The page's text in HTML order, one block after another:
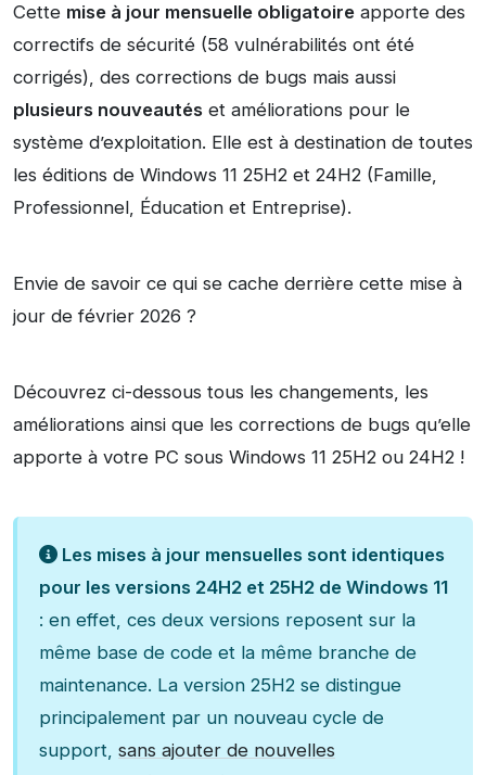
Cette mise à jour mensuelle obligatoire apporte des
correctifs de sécurité (58 vulnérabilités ont été
corrigés), des corrections de bugs mais aussi
plusieurs nouveautés et améliorations pour le
système d’exploitation. Elle est à destination de toutes
les éditions de Windows 11 25H2 et 24H2 (Famille,
Professionnel, Éducation et Entreprise).
Envie de savoir ce qui se cache derrière cette mise à
jour de février 2026 ?
Découvrez ci-dessous tous les changements, les
améliorations ainsi que les corrections de bugs qu’elle
apporte à votre PC sous Windows 11 25H2 ou 24H2 !
Les mises à jour mensuelles sont identiques
pour les versions 24H2 et 25H2 de Windows 11
: en effet, ces deux versions reposent sur la
même base de code et la même branche de
maintenance. La version 25H2 se distingue
principalement par un nouveau cycle de
support, sans ajouter de nouvelles